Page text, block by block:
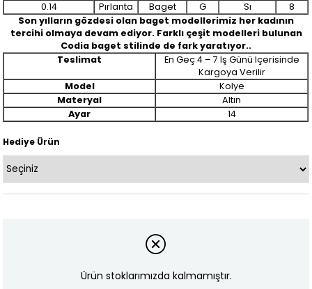
0.14
Pırlanta Baget G Sı
8
Son yılların gözdesi olan baget modellerimiz her kadının
tercihi olmaya devam ediyor. Farklı çeşit modelleri bulunan
Codia baget stilinde de fark yaratıyor..
Teslimat
En Geç 4 – 7 Iş Günü Içerisinde
Kargoya Verilir
Model
Kolye
Materyal
Altın
Ayar
14
Hediye Ürün
Ürün stoklarımızda kalmamıştır.